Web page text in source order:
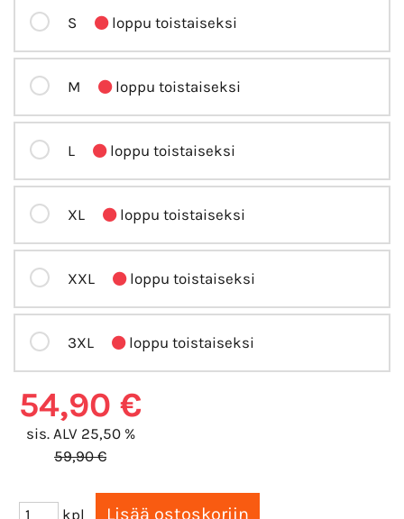
S loppu toistaiseksi
M loppu toistaiseksi
L loppu toistaiseksi
XL loppu toistaiseksi
XXL loppu toistaiseksi
3XL loppu toistaiseksi
54,90 €
sis. ALV 25,50 %
59,90 €
kpl